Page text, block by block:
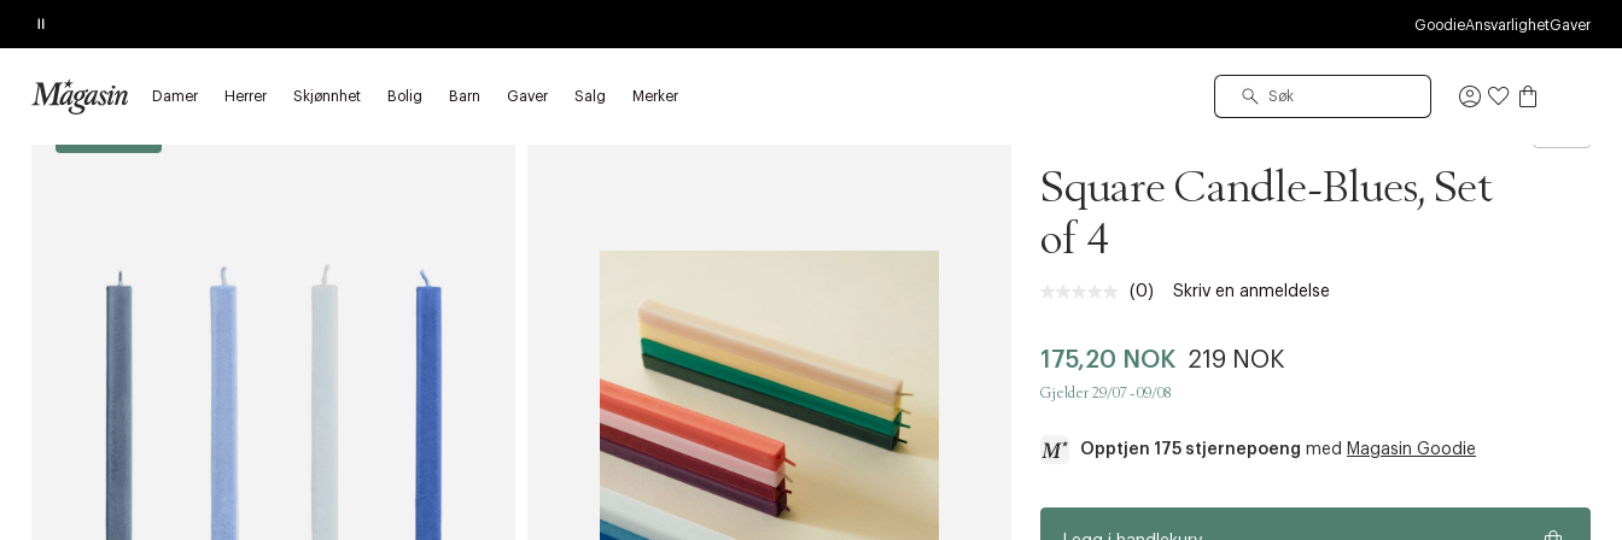
Pause GoodieAnsvarlighetGaver
Damer Herrer Skjønnhet Bolig Barn Gaver Salg Merker
Logg
KJEMPETILBUD
Forside
Square Candle-Blues, Set
of 4
Ingen
sidelenke.
(0) Skriv en anmeldelse
175,20 NOK 219 NOK
Gjelder 29/07 - 09/08
Opptjen 175 stjernepoeng med Magasin Goodie